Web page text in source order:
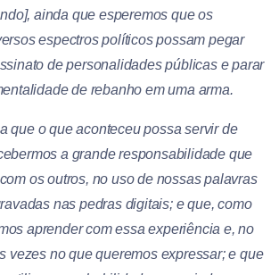
ainda que esperemos que os
espectros políticos possam pegar
de personalidades públicas e parar
de rebanho em uma arma.
que o que aconteceu possa servir de
a grande responsabilidade que
os outros, no uso de nossas palavras
nas pedras digitais; e que, como
aprender com essa experiência e, no
vezes no que queremos expressar; e que